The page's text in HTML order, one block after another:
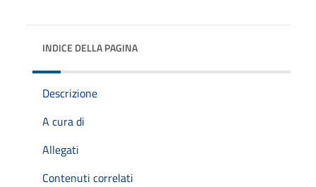
INDICE DELLA PAGINA
Descrizione
A cura di
Allegati
Contenuti correlati